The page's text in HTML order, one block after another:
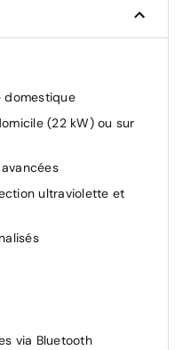
domestique
(22 kW) ou sur
ultraviolette et
rabattables
automatique
via Bluetooth